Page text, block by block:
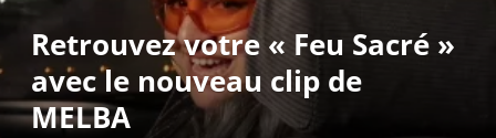
Retrouvez votre « Feu Sacré »
avec le nouveau clip de
MELBA